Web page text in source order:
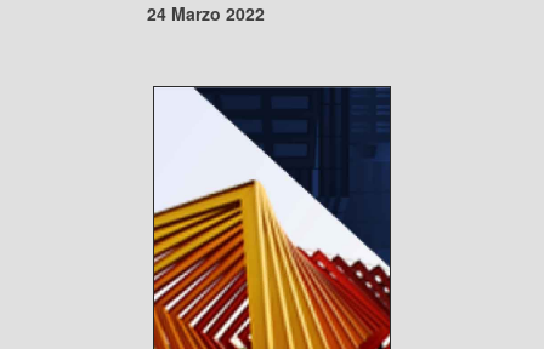
24 Marzo 2022